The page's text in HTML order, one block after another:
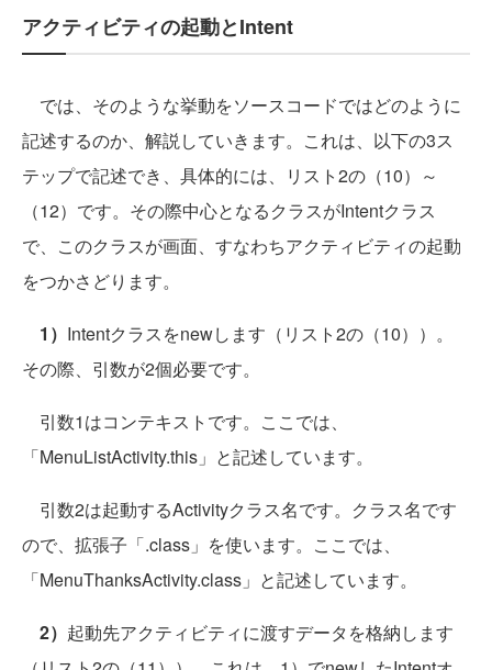
アクティビティの起動とIntent
では、そのような挙動をソースコードではどのように
記述するのか、解説していきます。これは、以下の3ス
テップで記述でき、具体的には、リスト2の（10）～
（12）です。その際中心となるクラスがIntentクラス
で、このクラスが画面、すなわちアクティビティの起動
をつかさどります。
1） Intentクラスをnewします（リスト2の（10））。
その際、引数が2個必要です。
引数1はコンテキストです。ここでは、
「MenuListActivity.this」と記述しています。
引数2は起動するActivityクラス名です。クラス名です
ので、拡張子「.class」を使います。ここでは、
「MenuThanksActivity.class」と記述しています。
2） 起動先アクティビティに渡すデータを格納します